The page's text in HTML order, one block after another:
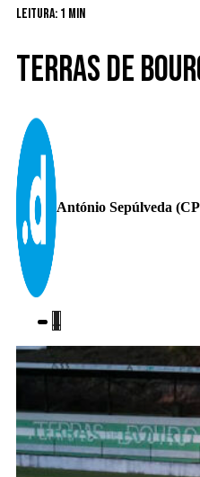
Leitura: 1 min
Terras de
António Sepúlveda